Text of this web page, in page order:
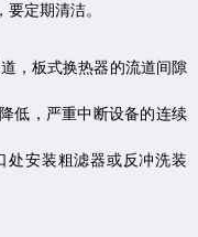
定期清洁。
，板式换热器的流道间隙
低，严重中断设备的连续
处安装粗滤器或反冲洗装